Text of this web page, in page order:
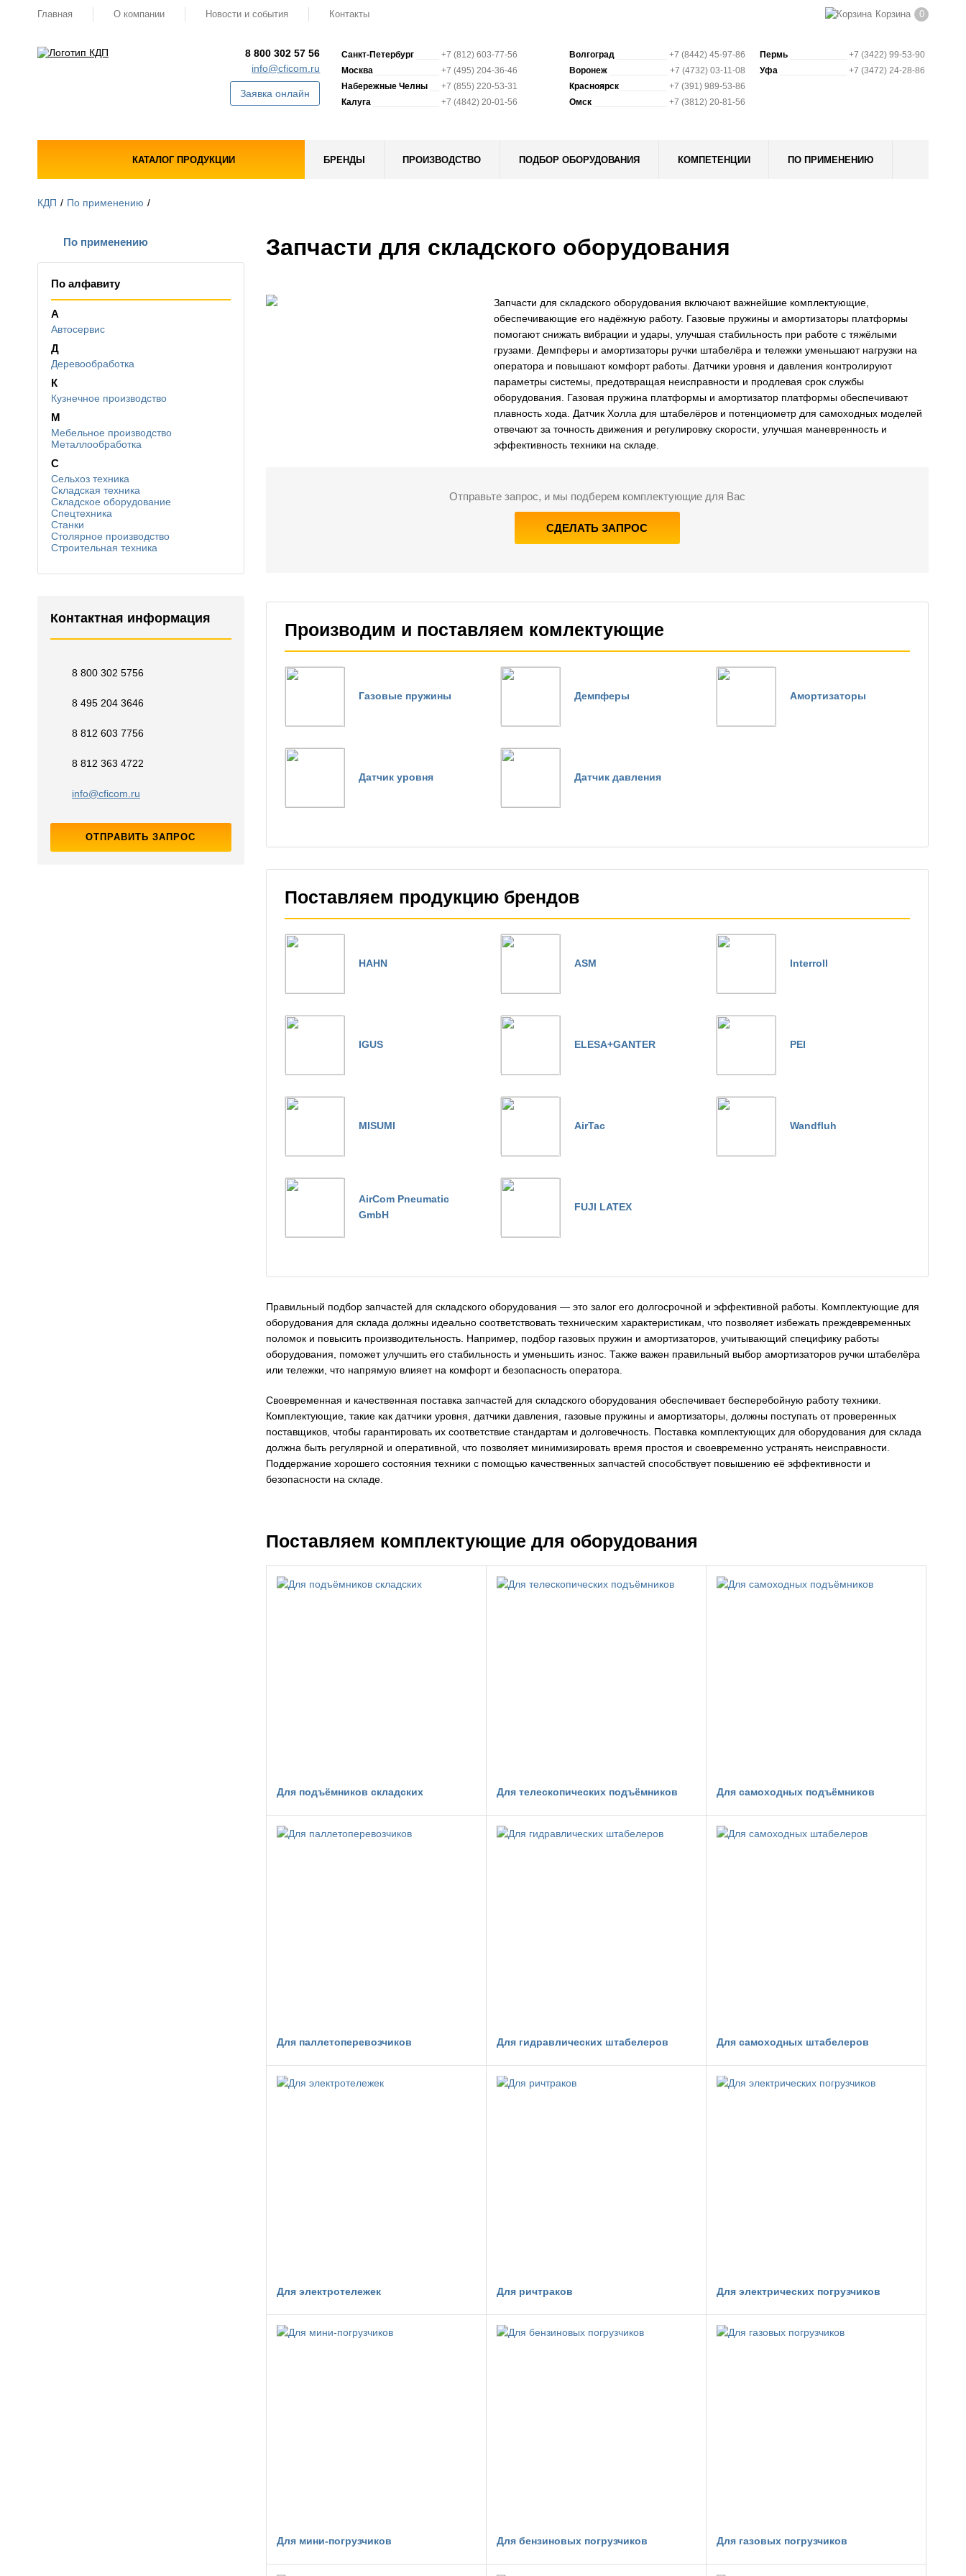
Главная О компании Новости и события Контакты Корзина 0
8 800 302 57 56
info@cficom.ru
Заявка онлайн
Санкт-Петербург
+7 (812) 603-77-56
Москва
+7 (495) 204-36-46
Набережные Челны
+7 (855) 220-53-31
Калуга
+7 (4842) 20-01-56
Волгоград
+7 (8442) 45-97-86
Воронеж
+7 (4732) 03-11-08
Красноярск
+7 (391) 989-53-86
Омск
+7 (3812) 20-81-56
Пермь
+7 (3422) 99-53-90
Уфа
+7 (3472) 24-28-86
КАТАЛОГ ПРОДУКЦИИ БРЕНДЫ ПРОИЗВОДСТВО ПОДБОР ОБОРУДОВАНИЯ КОМПЕТЕНЦИИ ПО ПРИМЕНЕНИЮ
КДП По применению
По применению
По алфавиту
А
Автосервис
Д
Деревообработка
К
Кузнечное производство
М
Мебельное производство
Металлообработка
С
Сельхоз техника
Складская техника
Складское оборудование
Спецтехника
Станки
Столярное производство
Строительная техника
Контактная информация
8 800 302 5756
8 495 204 3646
8 812 603 7756
8 812 363 4722
info@cficom.ru
ОТПРАВИТЬ ЗАПРОС
Запчасти для складского оборудования
Запчасти для складского оборудования включают важнейшие комплектующие,
обеспечивающие его надёжную работу. Газовые пружины и амортизаторы платформы
помогают снижать вибрации и удары, улучшая стабильность при работе с тяжёлыми
грузами. Демпферы и амортизаторы ручки штабелёра и тележки уменьшают нагрузки на
оператора и повышают комфорт работы. Датчики уровня и давления контролируют
параметры системы, предотвращая неисправности и продлевая срок службы
оборудования. Газовая пружина платформы и амортизатор платформы обеспечивают
плавность хода. Датчик Холла для штабелёров и потенциометр для самоходных моделей
отвечают за точность движения и регулировку скорости, улучшая маневренность и
эффективность техники на складе.
Отправьте запрос, и мы подберем комплектующие для Вас
СДЕЛАТЬ ЗАПРОС
Производим и поставляем комлектующие
Газовые пружины Демпферы Амортизаторы
Датчик уровня Датчик давления
Поставляем продукцию брендов
HAHN ASM Interroll
IGUS ELESA+GANTER PEI
MISUMI AirTac Wandfluh
AirCom Pneumatic
GmbH
FUJI LATEX
Правильный подбор запчастей для складского оборудования — это залог его долгосрочной и эффективной работы. Комплектующие для
оборудования для склада должны идеально соответствовать техническим характеристикам, что позволяет избежать преждевременных
поломок и повысить производительность. Например, подбор газовых пружин и амортизаторов, учитывающий специфику работы
оборудования, поможет улучшить его стабильность и уменьшить износ. Также важен правильный выбор амортизаторов ручки штабелёра
или тележки, что напрямую влияет на комфорт и безопасность оператора.
Своевременная и качественная поставка запчастей для складского оборудования обеспечивает бесперебойную работу техники.
Комплектующие, такие как датчики уровня, датчики давления, газовые пружины и амортизаторы, должны поступать от проверенных
поставщиков, чтобы гарантировать их соответствие стандартам и долговечность. Поставка комплектующих для оборудования для склада
должна быть регулярной и оперативной, что позволяет минимизировать время простоя и своевременно устранять неисправности.
Поддержание хорошего состояния техники с помощью качественных запчастей способствует повышению её эффективности и
безопасности на складе.
Поставляем комплектующие для оборудования
Для подъёмников складских Для телескопических подъёмников Для самоходных подъёмников
Для паллетоперевозчиков Для гидравлических штабелеров Для самоходных штабелеров
Для электротележек Для ричтраков Для электрических погрузчиков
Для мини-погрузчиков Для бензиновых погрузчиков Для газовых погрузчиков